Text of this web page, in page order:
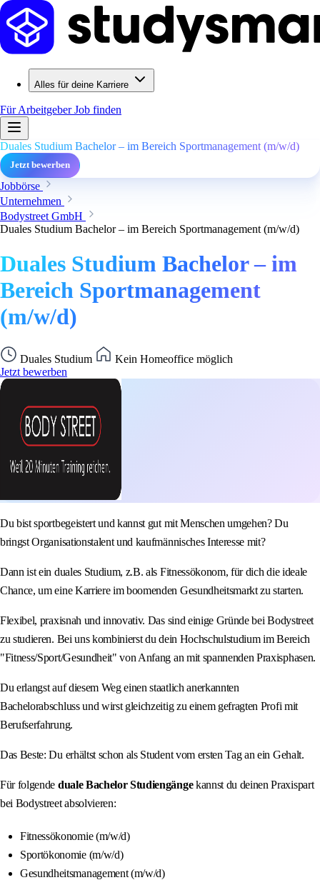
Alles für deine Karriere
Für ArbeitgeberJob finden
Duales Studium Bachelor – im Bereich Sportmanagement (m/w/d)
Jetzt bewerben
Jobbörse
Unternehmen
Bodystreet GmbH
Duales Studium Bachelor – im Bereich Sportmanagement (m/w/d)
Duales Studium Bachelor – im
Bereich Sportmanagement
(m/w/d)
Duales Studium
Kein Homeoffice möglich
Jetzt bewerben
Du bist sportbegeistert und kannst gut mit Menschen umgehen? Du
bringst Organisationstalent und kaufmännisches Interesse mit?
Dann ist ein duales Studium, z.B. als Fitnessökonom, für dich die ideale
Chance, um eine Karriere im boomenden Gesundheitsmarkt zu starten.
Flexibel, praxisnah und innovativ. Das sind einige Gründe bei Bodystreet
zu studieren. Bei uns kombinierst du dein Hochschulstudium im Bereich
"Fitness/Sport/Gesundheit" von Anfang an mit spannenden Praxisphasen.
Du erlangst auf diesem Weg einen staatlich anerkannten
Bachelorabschluss und wirst gleichzeitig zu einem gefragten Profi mit
Berufserfahrung.
Das Beste: Du erhältst schon als Student vom ersten Tag an ein Gehalt.
Für folgende duale Bachelor Studiengängekannst du deinen Praxispart
bei Bodystreet absolvieren:
Fitnessökonomie (m/w/d)
Sportökonomie (m/w/d)
Gesundheitsmanagement (m/w/d)